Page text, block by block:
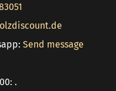
Send message
.